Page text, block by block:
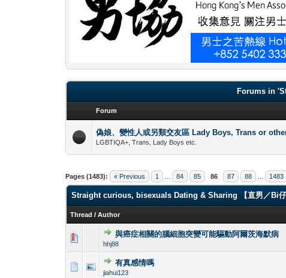
Forums in
Forum
偽娘、變性人或另類交友區 Lady Boys, Trans or
LGBTIQA+, Trans, Lady Boys etc.
Pages (1483): « Previous 1 84 85 86 87 88 1483
Straight curious, bisexuals Dating & Sharing 【直男／Bi仔
Thread /Author
與癌症相關的腦細胞突變可能驅動阿爾茨海默病
hhj88
0 Vote(s) - 0 out of 5 in
1234
有真感情嗎
jiahui123